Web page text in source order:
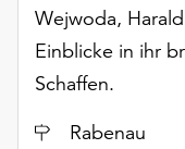
Wejwoda,
Einblicke in ihr
Schaffen.
Ort
Rabenau